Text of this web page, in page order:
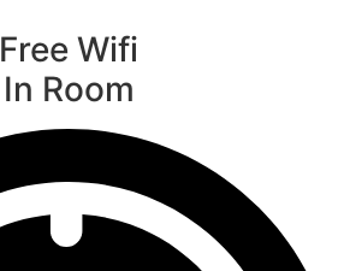
Free Wifi
In Room